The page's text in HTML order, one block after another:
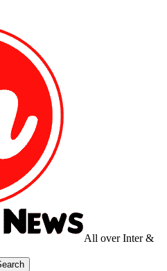
All over Inter &